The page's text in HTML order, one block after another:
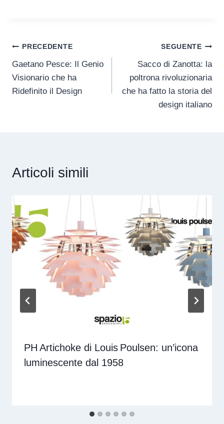
PRECEDENTE
Gaetano Pesce: Il Genio
Visionario che ha
Ridefinito il Design
SEGUENTE
Sacco di Zanotta: la
poltrona rivoluzionaria
che ha fatto la storia del
design italiano
Articoli simili
PH Artichoke di Louis Poulsen: un’icona
luminescente dal 1958